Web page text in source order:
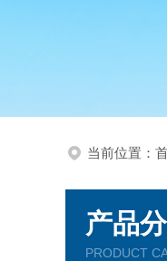
当前位置：
产品
PRODUCT